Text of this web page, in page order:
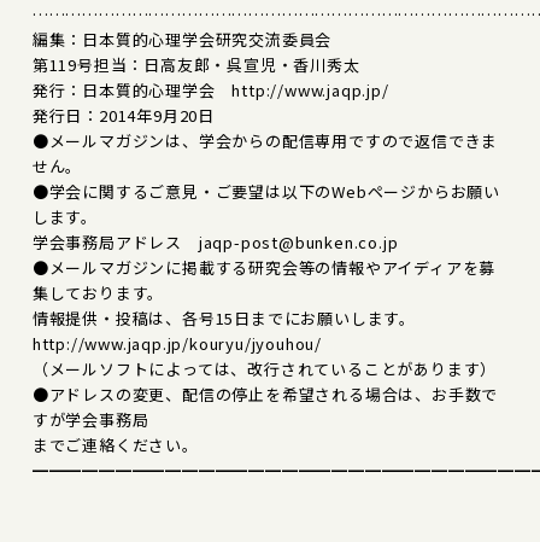
編集：日本質的心理学会研究交流委員会
第119号担当：日高友郎・呉宣児・香川秀太
発行：日本質的心理学会 http://www.jaqp.jp/
発行日：2014年9月20日
●メールマガジンは、学会からの配信専用ですので返信できま
せん。
●学会に関するご意見・ご要望は以下のWebページからお願い
します。
学会事務局アドレス jaqp-post@bunken.co.jp
●メールマガジンに掲載する研究会等の情報やアイディアを募
集しております。
情報提供・投稿は、各号15日までにお願いします。
http://www.jaqp.jp/kouryu/jyouhou/
（メールソフトによっては、改行されていることがあります）
●アドレスの変更、配信の停止を希望される場合は、お手数で
すが学会事務局
までご連絡ください。